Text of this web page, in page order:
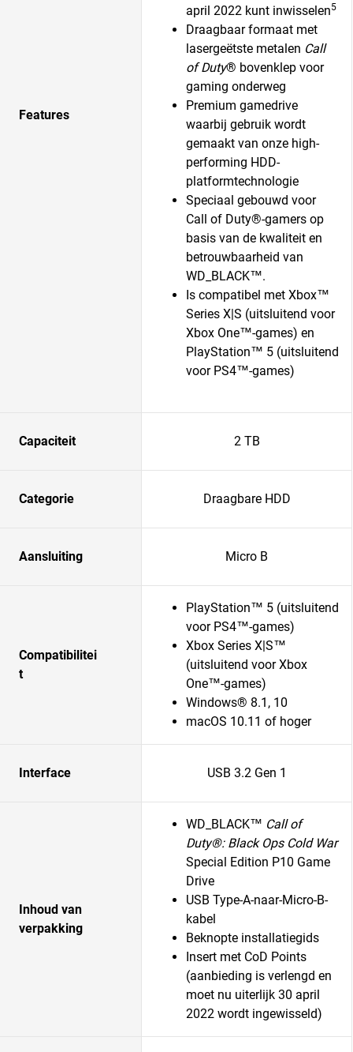
Features
april 2022 kunt inwisselen5
Draagbaar formaat met
lasergeëtste metalen Call
of Duty® bovenklep voor
gaming onderweg
Premium gamedrive
waarbij gebruik wordt
gemaakt van onze high-
performing HDD-
platformtechnologie
Speciaal gebouwd voor
Call of Duty®-gamers op
basis van de kwaliteit en
betrouwbaarheid van
WD_BLACK™.
Is compatibel met Xbox™
Series X|S (uitsluitend voor
Xbox One™-games) en
PlayStation™ 5 (uitsluitend
voor PS4™-games)
Capaciteit 2 TB
Categorie Draagbare HDD
Aansluiting Micro B
Compatibilitei
t
PlayStation™ 5 (uitsluitend
voor PS4™-games)
Xbox Series X|S™
(uitsluitend voor Xbox
One™-games)
Windows® 8.1, 10
macOS 10.11 of hoger
Interface USB 3.2 Gen 1
Inhoud van
verpakking
WD_BLACK™ Call of
Duty®: Black Ops Cold War
Special Edition P10 Game
Drive
USB Type-A-naar-Micro-B-
kabel
Beknopte installatiegids
Insert met CoD Points
(aanbieding is verlengd en
moet nu uiterlijk 30 april
2022 wordt ingewisseld)